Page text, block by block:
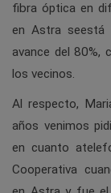
fibra óptica en
en Astra seestá
avance del 80%,
los vecinos.
Al respecto,
años venimos
en cuanto
Cooperativa